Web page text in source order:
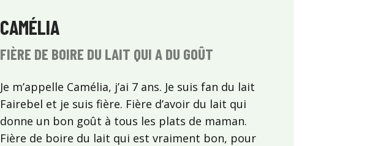
CAMÉLIA
FIÈRE DE BOIRE DU LAIT QUI A DU GOÛT
Je m’appelle Camélia, j’ai 7 ans. Je suis fan du lait
Fairebel et je suis fière. Fière d’avoir du lait qui
donne un bon goût à tous les plats de maman.
Fière de boire du lait qui est vraiment bon, pour